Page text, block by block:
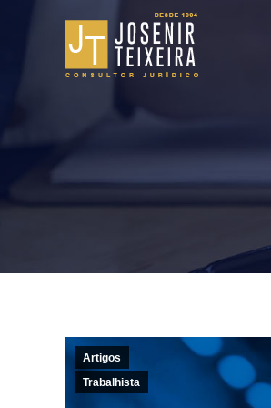
Artigos
Trabalhista